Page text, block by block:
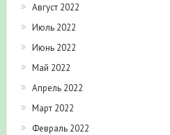
Август 2022
Июль 2022
Июнь 2022
Май 2022
Апрель 2022
Март 2022
Февраль 2022